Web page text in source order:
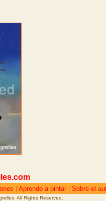
Aprende a pintar| Sobre el
All Rights Reserved.